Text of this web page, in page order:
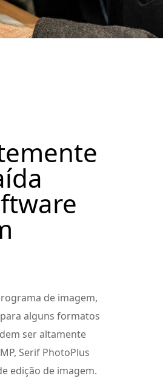
de imagem,
alguns formatos
ser altamente
Serif PhotoPlus
edição de imagem.